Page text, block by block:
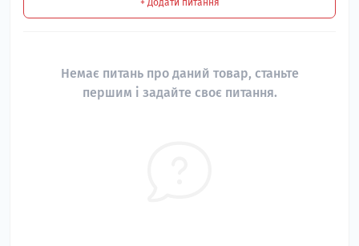
+ Додати питання
Немає питань про даний товар, станьте
першим і задайте своє питання.